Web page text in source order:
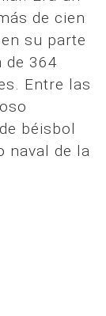
de cien
su parte
de 364
Entre las
béisbol
naval de la